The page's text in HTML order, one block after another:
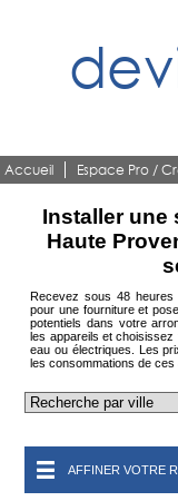
Accueil Espace Pro /
Installer une
Haute
Recevez sous 48
pour une fourniture et
potentiels dans votre
les appareils et
eau ou électriques. Les
les consommations de ces
AFFINER VOTRE